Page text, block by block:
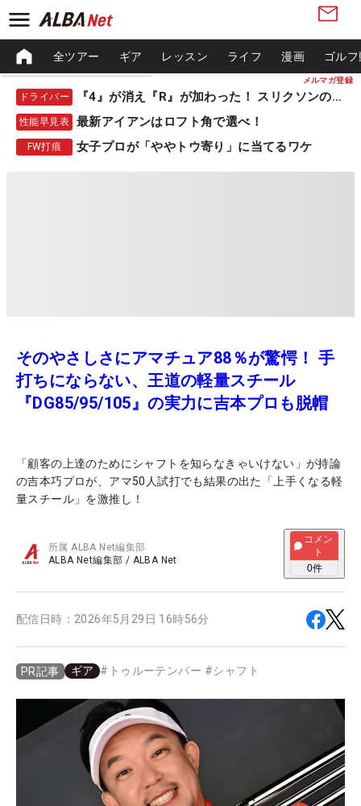
メルマガ登録
全ツアー ギア レッスン ライフ 漫画 ゴル
ドライバー 『4』が消え『R』が加わった！ スリクソンの新作
性能早見表 最新アイアンはロフト角で選べ！
FW打痕 女子プロが「ややトウ寄り」に当てるワケ
そのやさしさにアマチュア88％が驚愕！ 手
打ちにならない、王道の軽量スチール
『DG85/95/105』の実力に吉本プロも脱帽
「顧客の上達のためにシャフトを知らなきゃいけない」が持論
の吉本巧プロが、アマ50人試打でも結果の出た「上手くなる軽
量スチール」を激推し！
所属ALBA Net編集部
ALBA Net編集部 / ALBA Net
コメン
ト
0件
配信日時： 2026年5月29日 16時56分
PR記事 ギア # トゥルーテンパー #シャフト